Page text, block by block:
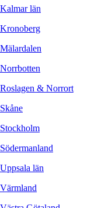
Kalmar län
Kronoberg
Mälardalen
Norrbotten
Roslagen & Norrort
Skåne
Stockholm
Södermanland
Uppsala län
Värmland